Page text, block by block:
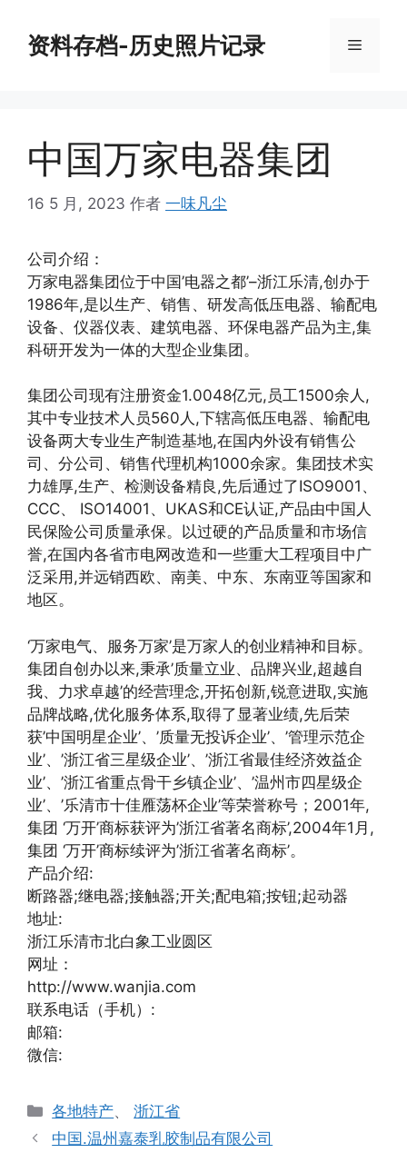
资料存档-历史照片记录 菜
中国万家电器集团
16 5 月, 2023 作者 一味凡尘
公司介绍：
万家电器集团位于中国’电器之都’–浙江乐清,创办于
1986年,是以生产、销售、研发高低压电器、输配电
设备、仪器仪表、建筑电器、环保电器产品为主,集
科研开发为一体的大型企业集团。
集团公司现有注册资金1.0048亿元,员工1500余人,
其中专业技术人员560人,下辖高低压电器、输配电
设备两大专业生产制造基地,在国内外设有销售公
司、分公司、销售代理机构1000余家。集团技术实
力雄厚,生产、检测设备精良,先后通过了ISO9001、
CCC、 ISO14001、UKAS和CE认证,产品由中国人
民保险公司质量承保。以过硬的产品质量和市场信
誉,在国内各省市电网改造和一些重大工程项目中广
泛采用,并远销西欧、南美、中东、东南亚等国家和
地区。
‘万家电气、服务万家’是万家人的创业精神和目标。
集团自创办以来,秉承’质量立业、品牌兴业,超越自
我、力求卓越’的经营理念,开拓创新,锐意进取,实施
品牌战略,优化服务体系,取得了显著业绩,先后荣
获’中国明星企业’、’质量无投诉企业’、’管理示范企
业’、’浙江省三星级企业’、’浙江省最佳经济效益企
业’、’浙江省重点骨干乡镇企业’、’温州市四星级企
业’、’乐清市十佳雁荡杯企业’等荣誉称号；2001年,
集团 ‘万开’商标获评为’浙江省著名商标’,2004年1月,
集团 ‘万开’商标续评为’浙江省著名商标’。
产品介绍:
断路器;继电器;接触器;开关;配电箱;按钮;起动器
地址:
浙江乐清市北白象工业圆区
网址：
http://www.wanjia.com
联系电话（手机）:
邮箱:
微信:
分
类
各地特产、浙江省
中国.温州嘉泰乳胶制品有限公司